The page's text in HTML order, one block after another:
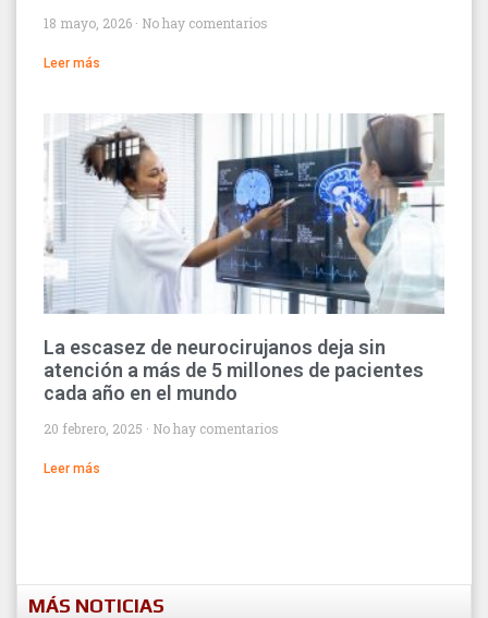
18 mayo, 2026 No hay comentarios
Leer más
La escasez de neurocirujanos deja sin
atención a más de 5 millones de pacientes
cada año en el mundo
20 febrero, 2025 No hay comentarios
Leer más
MÁS NOTICIAS